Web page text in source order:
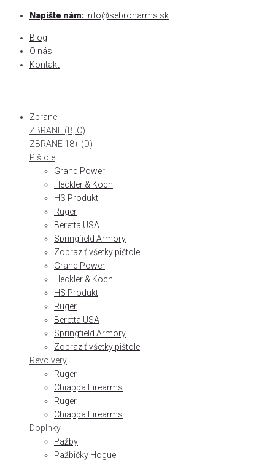
Skip
content
Napíšte nám: info@sebronarms.sk
Blog
O nás
Kontakt
Zbrane
ZBRANE (B, C)
ZBRANE 18+ (D)
Pištole
Grand Power
Heckler & Koch
HS Produkt
Ruger
Beretta USA
Springfield Armory
Zobraziť všetky pištole
Grand Power
Heckler & Koch
HS Produkt
Ruger
Beretta USA
Springfield Armory
Zobraziť všetky pištole
Revolvery
Ruger
Chiappa Firearms
Ruger
Chiappa Firearms
Doplnky
Pažby
Pažbičky Hogue